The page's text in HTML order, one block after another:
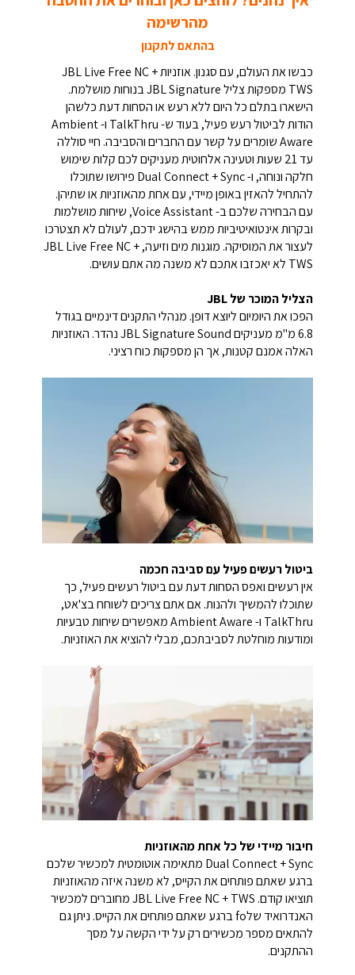
מהרשימה
בהתאם לתקנון
כבשו את העולם, עם סגנון. אוזניות JBL Live Free NC +
TWS מספקות צליל JBL Signature בנוחות מושלמת.
הישארו בתלם כל היום ללא רעש או הסחות דעת כלשהן
הודות לביטול רעש פעיל, בעוד ש- TalkThru ו- Ambient
Aware שומרים על קשר עם החברים והסביבה. חיי סוללה
עד 21 שעות וטעינה אלחוטית מעניקים לכם קלות שימוש
חלקה ונוחה, ו- Dual Connect + Sync פירושו שתוכלו
להתחיל להאזין באופן מיידי, עם אחת מהאוזניות או שתיהן.
עם הבחירה שלכם ב- Voice Assistant, שיחות מושלמות
ובקרות אינטואיטיביות ממש בהישג ידכם, לעולם לא תצטרכו
לעצור את המוסיקה. מוגנות מים וזיעה, JBL Live Free NC +
TWS לא יאכזבו אתכם לא משנה מה אתם עושים.
הצליל המוכר של JBL
הפכו את היומיום ליוצא דופן. מנהלי התקנים דינמיים בגודל
6.8 מ"מ מעניקים JBL Signature Sound נהדר. האוזניות
האלה אמנם קטנות, אך הן מספקות כוח רציני.
ביטול רעשים פעיל עם סביבה חכמה
אין רעשים ואפס הסחות דעת עם ביטול רעשים פעיל, כך
שתוכלו להמשיך ולהנות. אם אתם צריכים לשוחח בצ'אט,
TalkThru ו- Ambient Aware מאפשרים שיחות טבעיות
ומודעות מוחלטת לסביבתכם, מבלי להוציא את האוזניות.
חיבור מיידי של כל אחת מהאוזניות
Dual Connect + Sync מתאימה אוטומטית למכשיר שלכם
ברגע שאתם פותחים את הקייס, לא משנה איזה מהאוזניות
תוציאו קודם. JBL Live Free NC + TWS מחוברים למכשיר
האנדרואיד שלfo ברגע שאתם פותחים את הקייס. ניתן גם
להתאים מספר מכשירים רק על ידי הקשה על מסך
ההתקנים.